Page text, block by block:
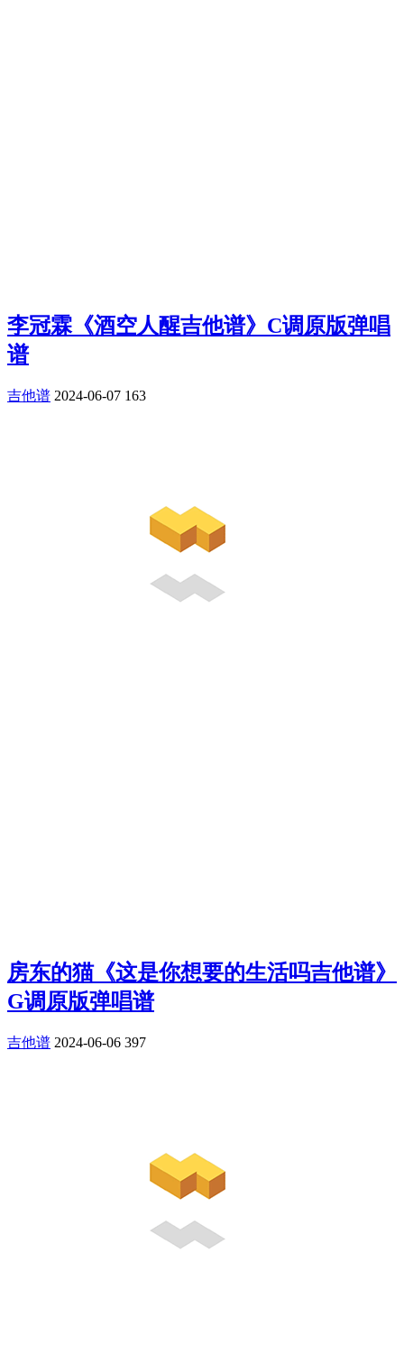
李冠霖《酒空人醒吉他谱》C调原版弹唱
谱
吉他谱 2024-06-07 163
房东的猫《这是你想要的生活吗吉他谱》
G调原版弹唱谱
吉他谱 2024-06-06 397